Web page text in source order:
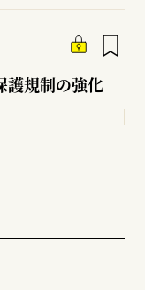
護規制の強化